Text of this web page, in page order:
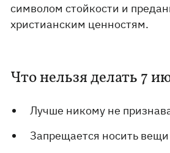
символом стойкости и
христианским ценностям.
Что нельзя делать 7
Лучше никому не
Запрещается носить вещи